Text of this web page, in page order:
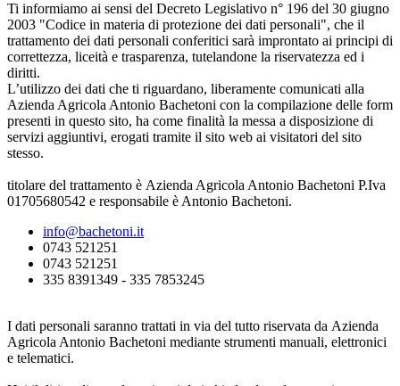
Ti informiamo ai sensi del Decreto Legislativo n° 196 del 30 giugno
2003 "Codice in materia di protezione dei dati personali", che il
trattamento dei dati personali conferitici sarà improntato ai principi di
correttezza, liceità e trasparenza, tutelandone la riservatezza ed i
diritti.
L’utilizzo dei dati che ti riguardano, liberamente comunicati alla
Azienda Agricola Antonio Bachetoni con la compilazione delle form
presenti in questo sito, ha come finalità la messa a disposizione di
servizi aggiuntivi, erogati tramite il sito web ai visitatori del sito
stesso.
titolare del trattamento è Azienda Agricola Antonio Bachetoni P.Iva
01705680542 e responsabile è Antonio Bachetoni.
info@bachetoni.it
0743 521251
0743 521251
335 8391349 - 335 7853245
I dati personali saranno trattati in via del tutto riservata da Azienda
Agricola Antonio Bachetoni mediante strumenti manuali, elettronici
e telematici.